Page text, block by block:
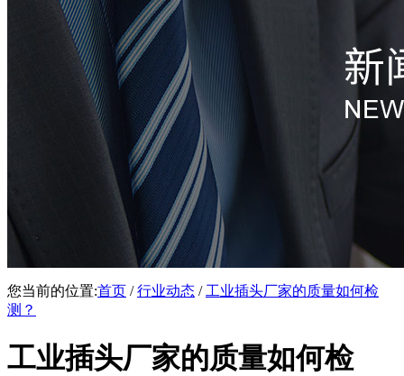
您当前的位置:首页 /行业动态 / 工业插头厂家的质量如何检
测？
工业插头厂家的质量如何检